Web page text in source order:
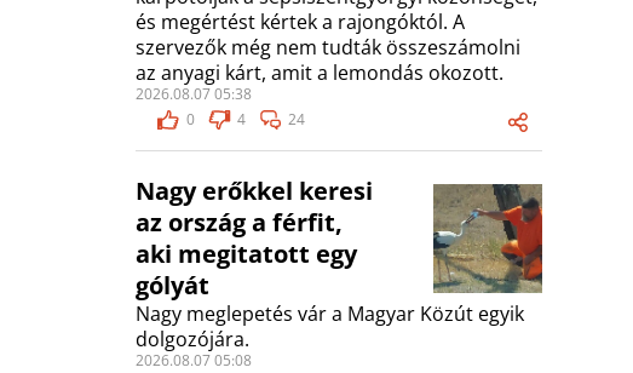
és megértést kértek a rajongóktól. A
szervezők még nem tudták összeszámolni
az anyagi kárt, amit a lemondás okozott.
2026.08.07 05:38
0
4 24
Nagy erőkkel keresi
az ország a férfit,
aki megitatott egy
gólyát
Nagy meglepetés vár a Magyar Közút egyik
dolgozójára.
2026.08.07 05:08